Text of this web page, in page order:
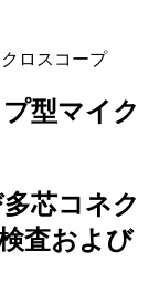
ロスコープ
型マイク
芯コネク
査および